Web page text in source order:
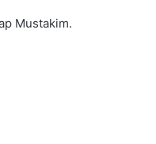
Mustakim.